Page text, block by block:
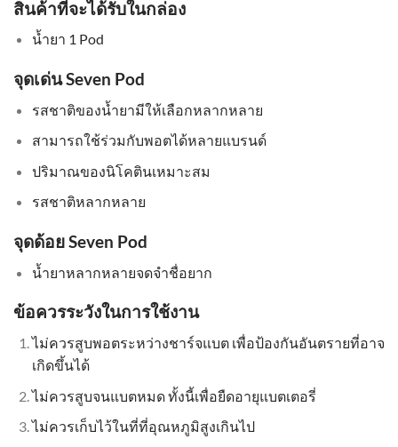
สินค้าที่จะได้รับในกล่อง
น้ำยา 1 Pod
จุดเด่น Seven Pod
รสชาติของน้ำยามีให้เลือกหลากหลาย
สามารถใช้ร่วมกับพอตได้หลายแบรนด์
ปริมาณของนิโคตินเหมาะสม
รสชาติหลากหลาย
จุดด้อย Seven Pod
น้ำยาหลากหลายจดจำชื่อยาก
ข้อควรระวังในการใช้งาน
ไม่ควรสูบพอตระหว่างชาร์จแบต เพื่อป้องกันอันตรายที่อาจ
เกิดขึ้นได้
ไม่ควรสูบจนแบตหมด ทั้งนี้เพื่อยืดอายุแบตเตอรี่
ไม่ควรเก็บไว้ในที่ที่อุณหภูมิสูงเกินไป